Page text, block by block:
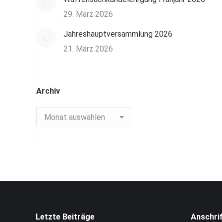
29. März 2026
Jahreshauptversammlung 2026
21. März 2026
Archiv
Archiv
Letzte Beiträge